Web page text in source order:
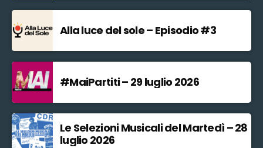
Alla luce del sole – Episodio #3
#MaiPartiti – 29 luglio 2026
Le Selezioni Musicali del Martedì – 28
luglio 2026